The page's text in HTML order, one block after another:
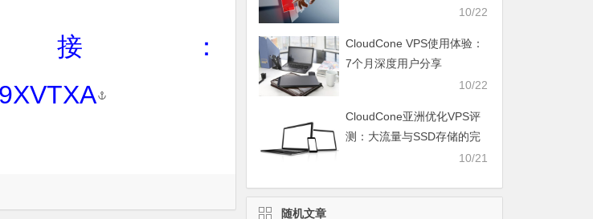
：
10/22
CloudCone VPS使用体验：
7个月深度用户分享
10/22
CloudCone亚洲优化VPS评
测：大流量与SSD存储的完
10/21
随机文章